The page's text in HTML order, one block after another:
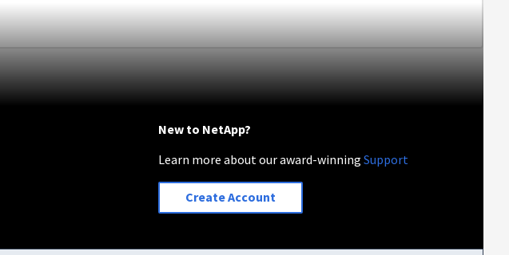
New to NetApp?
Learn more about our award-winningSupport
Create Account